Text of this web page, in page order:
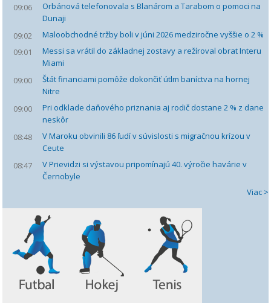
09:06
Orbánová telefonovala s Blanárom a Tarabom o pomoci na
Dunaji
09:02
Maloobchodné tržby boli v júni 2026 medziročne vyššie o 2 %
09:01
Messi sa vrátil do základnej zostavy a režíroval obrat Interu
Miami
09:00
Štát financiami pomôže dokončiť útlm baníctva na hornej
Nitre
09:00
Pri odklade daňového priznania aj rodič dostane 2 % z dane
neskôr
08:48
V Maroku obvinili 86 ľudí v súvislosti s migračnou krízou v
Ceute
08:47
V Prievidzi si výstavou pripomínajú 40. výročie havárie v
Černobyle
Viac >